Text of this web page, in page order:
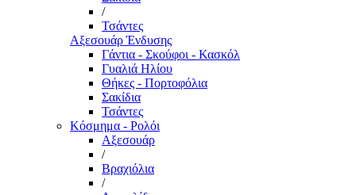
/
Τσάντες
Αξεσουάρ Ένδυσης
Γάντια - Σκούφοι - Κασκόλ
Γυαλιά Ηλίου
Θήκες - Πορτοφόλια
Σακίδια
Τσάντες
Κόσμημα - Ρολόι
Αξεσουάρ
/
Βραχιόλια
/